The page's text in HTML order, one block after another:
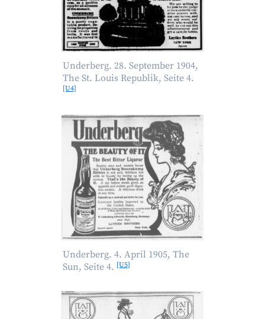
Underberg. 28. September 1904,
The St. Louis Republik, Seite 4.
[U4]
Underberg. 4. April 1905, The
Sun, Seite 4. [U5]